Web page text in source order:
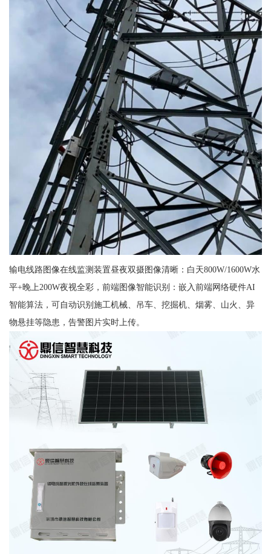
输电线路图像在线监测装置昼夜双摄图像清晰：白天800W/1600W水
平+晚上200W夜视全彩，前端图像智能识别：嵌入前端网络硬件AI
智能算法，可自动识别施工机械、吊车、挖掘机、烟雾、山火、异
物悬挂等隐患，告警图片实时上传。